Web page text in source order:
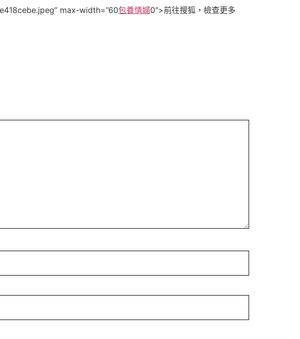
max-width=”60包養情婦0″>前往搜狐，檢查更多